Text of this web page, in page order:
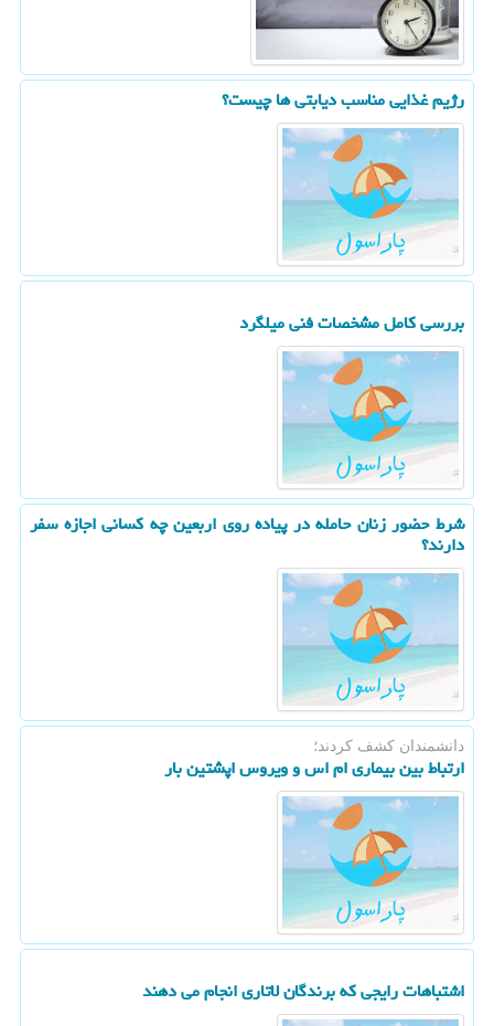
رژیم غذایی مناسب دیابتی ها چیست؟
بررسی کامل مشخصات فنی میلگرد
شرط حضور زنان حامله در پیاده روی اربعین چه کسانی اجازه سفر
دارند؟
دانشمندان كشف كردند؛
ارتباط بین بیماری ام اس و ویروس اپشتین بار
اشتباهات رایجی که برندگان لاتاری انجام می دهند